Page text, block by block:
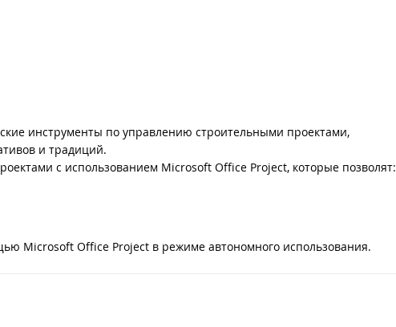
инструменты по управлению строительными проектами,
и традиций.
с использованием Microsoft Office Project, которые позволят:
Microsoft Office Project в режиме автономного использования.